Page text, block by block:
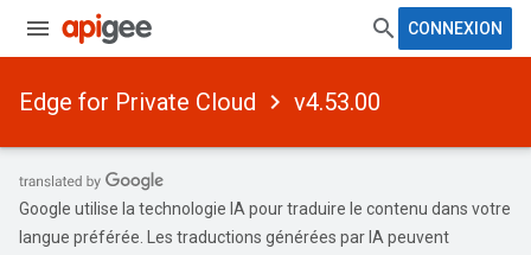
CONNEXION
Edge for Private Cloud v4.53.00
Google utilise la technologie IA pour traduire le contenu dans votre
langue préférée. Les traductions générées par IA peuvent